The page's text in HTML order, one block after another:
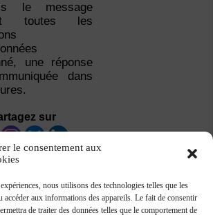
le consentement aux
nous utilisons des technologies telles que les
accéder aux informations des appareils. Le fait de consentir
de traiter des données telles que le comportement de
le message
toutes les
une réponse
dans
sur